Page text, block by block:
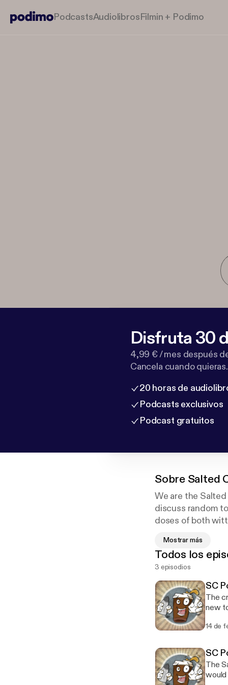
PodcastsAudiolibrosFilmin + Podimo
Disfruta 30
4,99 € / mes después
Cancela cuando quieras.
20 horas de
Podcasts exclusivos
Podcast gratuitos
Sobre Salted
We are the
discuss random
doses of both
social
Mostrar más
Todos los
3 episodios
SC
The
new
square, homies. Staring
14 de
SC
The
would